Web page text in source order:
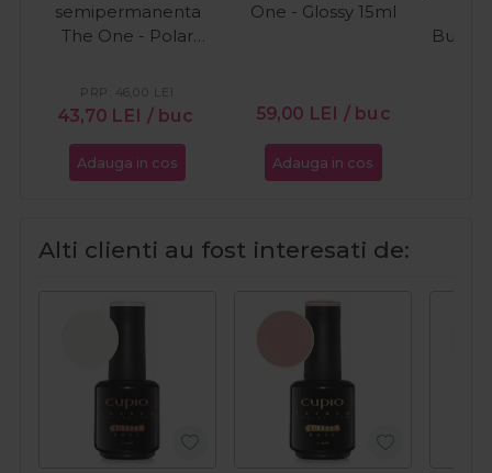
semipermanenta
The One - Polar
43,70 LEI / buc
PRP: 46,00 LEI
Adauga in cos
One - Glossy 15ml
59,00 LEI / buc
Adauga in cos
Alti clienti au fost interesati de: